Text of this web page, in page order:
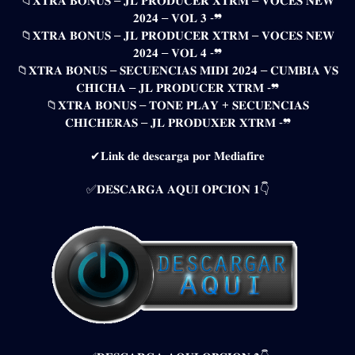
𝟐𝟎𝟐𝟒 – 𝐕𝐎𝐋 𝟑 -❞
📁𝐗𝐓𝐑𝐀 𝐁𝐎𝐍𝐔𝐒 – 𝐉𝐋 𝐏𝐑𝐎𝐃𝐔𝐂𝐄𝐑 𝐗𝐓𝐑𝐌 – 𝐕𝐎𝐂𝐄𝐒 𝐍𝐄𝐖
𝟐𝟎𝟐𝟒 – 𝐕𝐎𝐋 𝟒 -❞
📁𝐗𝐓𝐑𝐀 𝐁𝐎𝐍𝐔𝐒 – 𝐒𝐄𝐂𝐔𝐄𝐍𝐂𝐈𝐀𝐒 𝐌𝐈𝐃𝐈 𝟐𝟎𝟐𝟒 – 𝐂𝐔𝐌𝐁𝐈𝐀 𝐕𝐒
𝐂𝐇𝐈𝐂𝐇𝐀 – 𝐉𝐋 𝐏𝐑𝐎𝐃𝐔𝐂𝐄𝐑 𝐗𝐓𝐑𝐌 -❞
📁𝐗𝐓𝐑𝐀 𝐁𝐎𝐍𝐔𝐒 – 𝐓𝐎𝐍𝐄 𝐏𝐋𝐀𝐘 + 𝐒𝐄𝐂𝐔𝐄𝐍𝐂𝐈𝐀𝐒
𝐂𝐇𝐈𝐂𝐇𝐄𝐑𝐀𝐒 – 𝐉𝐋 𝐏𝐑𝐎𝐃𝐔𝐗𝐄𝐑 𝐗𝐓𝐑𝐌 -❞
✔𝐋𝐢𝐧𝐤 𝐝𝐞 𝐝𝐞𝐬𝐜𝐚𝐫𝐠𝐚 𝐩𝐨𝐫 𝐌𝐞𝐝𝐢𝐚𝐟𝐢𝐫𝐞
✅𝐃𝐄𝐒𝐂𝐀𝐑𝐆𝐀 𝐀𝐐𝐔𝐈 𝐎𝐏𝐂𝐈𝐎𝐍 𝟏👇